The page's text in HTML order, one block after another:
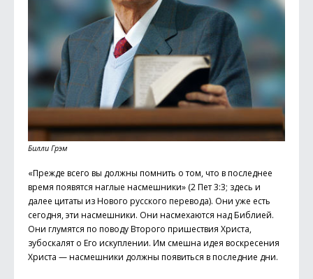
Билли Грэм
«Прежде всего вы должны помнить о том, что в последнее
время появятся наглые насмешники» (2 Пет 3:3; здесь и
далее цитаты из Нового русского перевода). Они уже есть
сегодня, эти насмешники. Они насмехаются над Библией.
Они глумятся по поводу Второго пришествия Христа,
зубоскалят о Его искуплении. Им смешна идея воскресения
Христа — насмешники должны появиться в последние дни.